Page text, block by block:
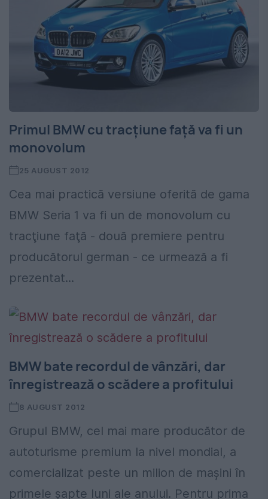
Primul BMW cu tracţiune faţă va fi un
monovolum
25 AUGUST 2012
Cea mai practică versiune oferită de gama
BMW Seria 1 va fi un de monovolum cu
tracţiune faţă - două premiere pentru
producătorul german - ce urmează a fi
prezentat...
BMW bate recordul de vânzări, dar
înregistrează o scădere a profitului
8 AUGUST 2012
Grupul BMW, cel mai mare producător de
autoturisme premium la nivel mondial, a
comercializat peste un milion de maşini în
primele şapte luni ale anului. Pentru prima